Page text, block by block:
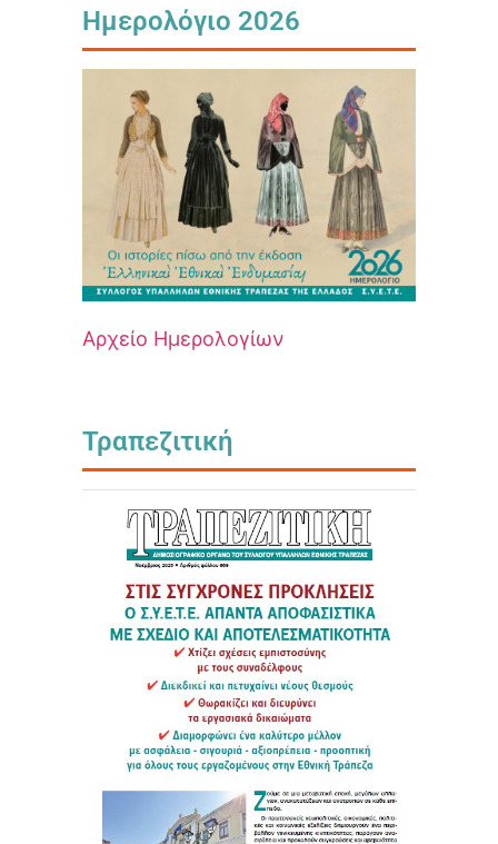
Ημερολόγιο 2026
Αρχείο Ημερολογίων
Τραπεζιτική